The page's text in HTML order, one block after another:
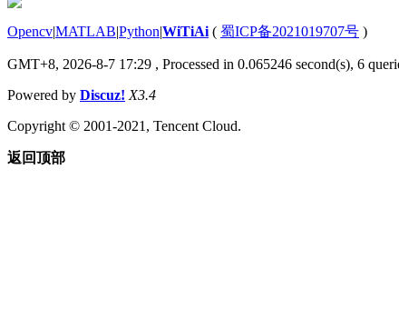
Opencv|MATLAB|Python|WiTiAi ( 蜀ICP备2021019707号 )
GMT+8, 2026-8-7 17:29 , Processed in 0.065246 second(s), 6
Powered by Discuz! X3.4
Copyright © 2001-2021, Tencent Cloud.
返回顶部